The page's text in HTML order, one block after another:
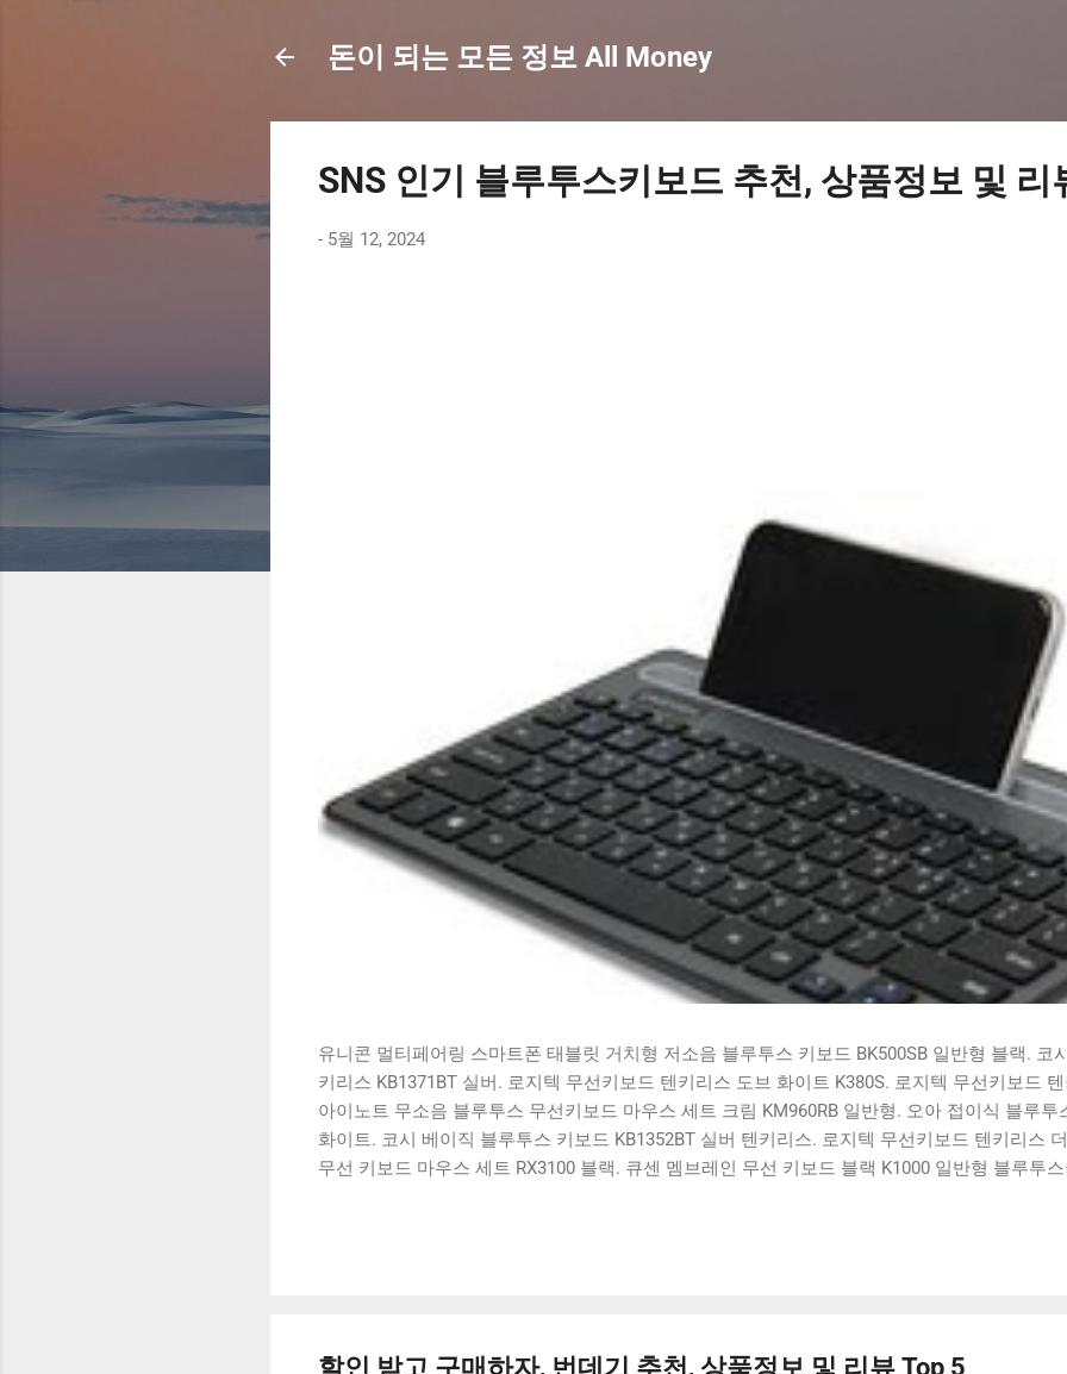
돈이 되는 모든 정보 All Money
SNS 인기 블루투스키보드 추천, 상품정보 및 리
- 5월 12, 2024
유니콘 멀티페어링 스마트폰 태블릿 거치형 저소음 블루투스 키보드 BK500SB 일반형 블랙. 코
키리스 KB1371BT 실버. 로지텍 무선키보드 텐키리스 도브 화이트 K380S. 로지텍 무선키보드
아이노트 무소음 블루투스 무선키보드 마우스 세트 크림 KM960RB 일반형. 오아 접이식 블루투
화이트. 코시 베이직 블루투스 키보드 KB1352BT 실버 텐키리스. 로지텍 무선키보드 텐키리스
무선 키보드 마우스 세트 RX3100 블랙. 큐센 멤브레인 무선 키보드 블랙 K1000 일반형 블루투
할인 받고 구매하자, 번데기 추천, 상품정보 및 리뷰 Top 5